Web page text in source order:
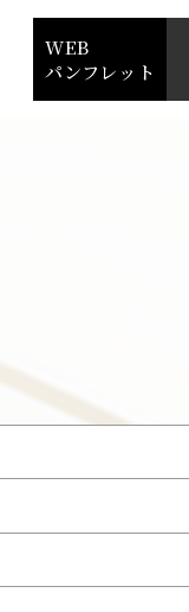
WEB
パンフレット